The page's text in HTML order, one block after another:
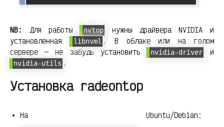
NB: Для работы nvtop
нужны драйвера NVIDIA и
установленная
libnvml . В облаке или на голом
сервере — не забудь установить
nvidia-driver и
nvidia-utils .
Установка radeontop
На Ubuntu/Debian: